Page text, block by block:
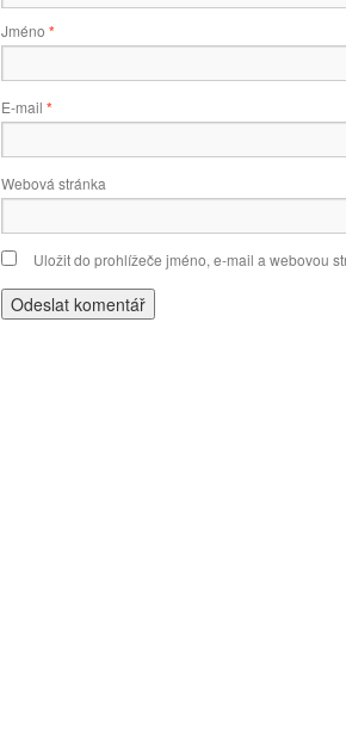
Jméno *
E-mail *
Webová stránka
Uložit do prohlížeče jméno, e-mail a webovou